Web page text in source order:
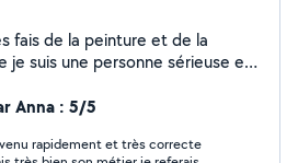
fais de la peinture et de la
je suis une personne sérieuse et
Anna : 5/5
rapidement et très correcte